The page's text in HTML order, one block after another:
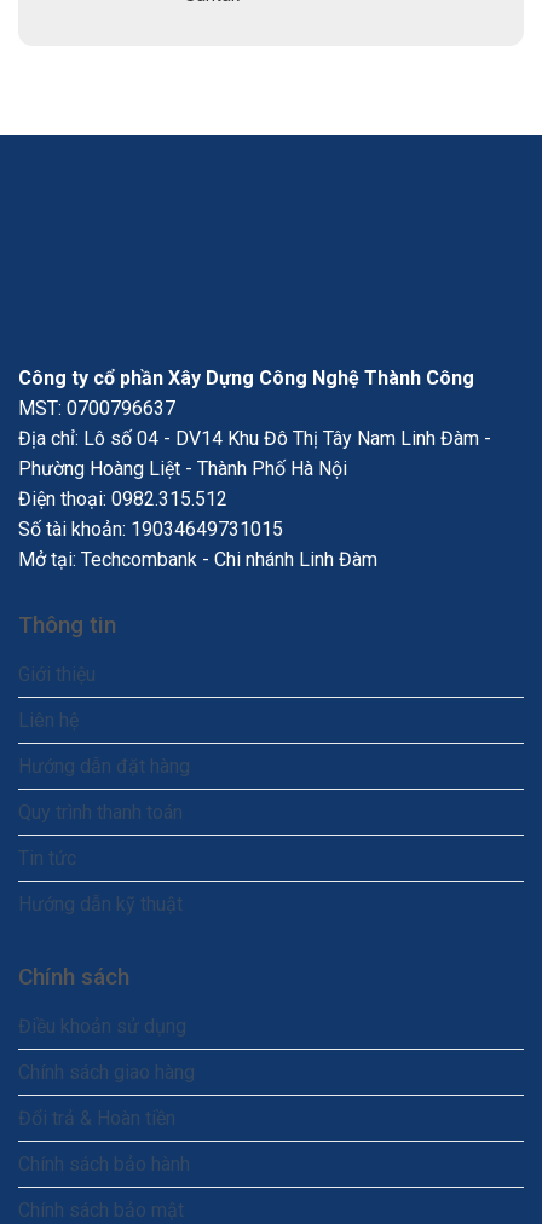
Công ty cổ phần Xây Dựng Công Nghệ Thành Công
MST: 0700796637
Địa chỉ: Lô số 04 - DV14 Khu Đô Thị Tây Nam Linh Đàm -
Phường Hoàng Liệt - Thành Phố Hà Nội
Điện thoại: 0982.315.512
Số tài khoản: 19034649731015
Mở tại: Techcombank - Chi nhánh Linh Đàm
Thông tin
Giới thiệu
Liên hệ
Hướng dẫn đặt hàng
Quy trình thanh toán
Tin tức
Hướng dẫn kỹ thuật
Chính sách
Điều khoản sử dụng
Chính sách giao hàng
Đổi trả & Hoàn tiền
Chính sách bảo hành
Chính sách bảo mật